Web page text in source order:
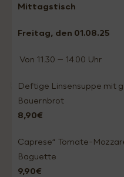
Mittagstisch
Freitag, den 01.08.25
Von 11.30 – 14.00 Uhr
Deftige Linsensuppe mit
Bauernbrot
8,90€
Caprese“ Tomate-
Baguette
9,90€